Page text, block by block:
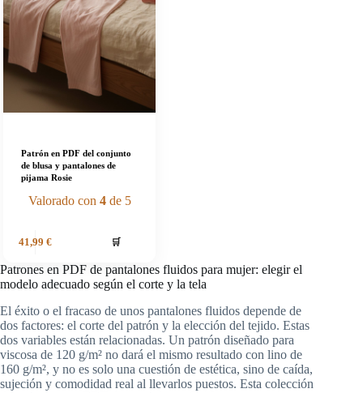
Patrón en PDF del conjunto
de blusa y pantalones de
pijama Rosie
Valorado con 4de 5
41,99 €
🛒
Patrones en PDF de pantalones fluidos para mujer: elegir el
modelo adecuado según el corte y la tela
El éxito o el fracaso de unos pantalones fluidos depende de
dos factores: el corte del patrón y la elección del tejido. Estas
dos variables están relacionadas. Un patrón diseñado para
viscosa de 120 g/m² no dará el mismo resultado con lino de
160 g/m², y no es solo una cuestión de estética, sino de caída,
sujeción y comodidad real al llevarlos puestos. Esta colección